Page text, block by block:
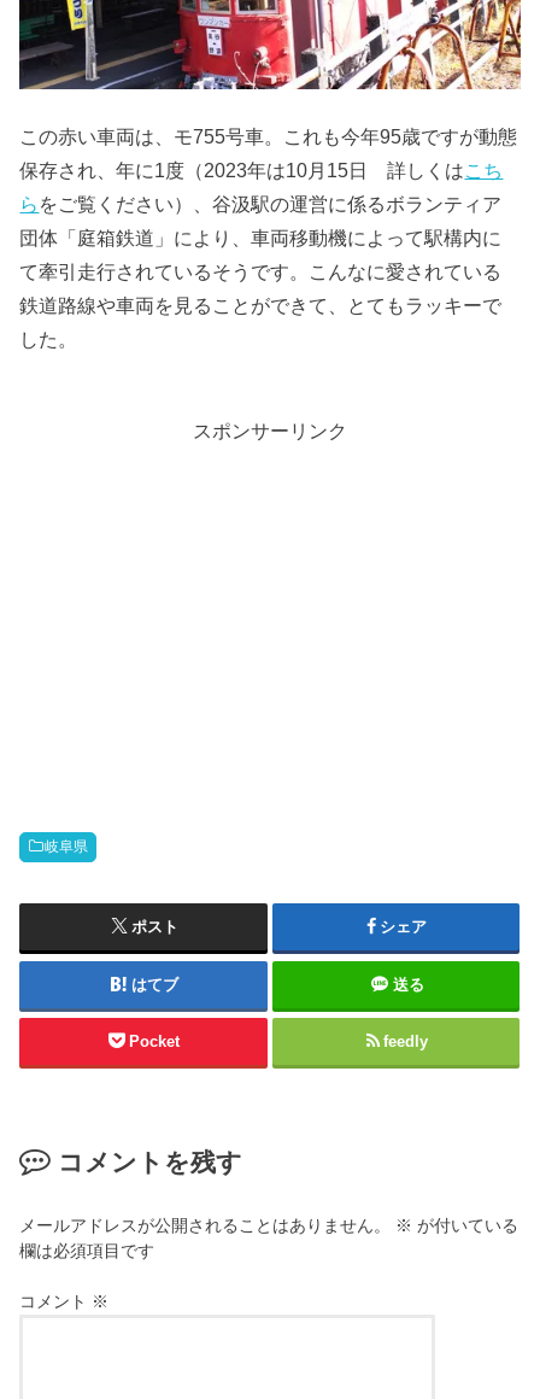
この赤い車両は、モ755号車。これも今年95歳ですが動態
保存され、年に1度（2023年は10月15日 詳しくはこち
ら をご覧ください）、谷汲駅の運営に係るボランティア
団体「庭箱鉄道」により、車両移動機によって駅構内に
て牽引走行されているそうです。こんなに愛されている
鉄道路線や車両を見ることができて、とてもラッキーで
した。
スポンサーリンク
岐阜県
ポスト シェア
はてブ 送る
Pocket feedly
コメントを残す
メールアドレスが公開されることはありません。 ※ が付いている
欄は必須項目です
コメント ※